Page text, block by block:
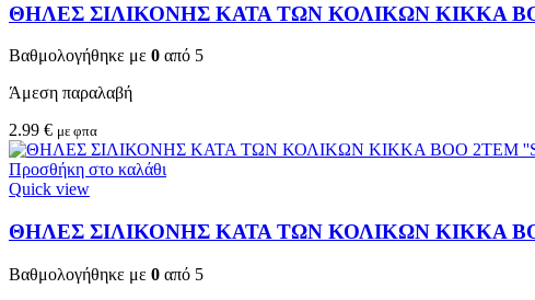
ΘΗΛΕΣ ΣΙΛΙΚΟΝΗΣ ΚΑΤΑ ΤΩΝ ΚΟΛΙΚΩΝ KIKKA BOO
Βαθμολογήθηκε με 0 από 5
Άμεση παραλαβή
2.99 € με φπα
Προσθήκη στο καλάθι
Quick view
ΘΗΛΕΣ ΣΙΛΙΚΟΝΗΣ ΚΑΤΑ ΤΩΝ ΚΟΛΙΚΩΝ KIKKA BOO
Βαθμολογήθηκε με 0 από 5